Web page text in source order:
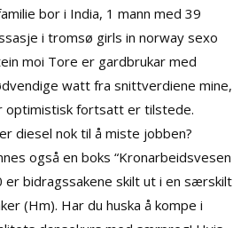
bor i India, 1 mann med 39
i tromsø girls in norway sexo
moi Tore er gardbrukar med
watt fra snittverdiene mine,
optimistisk fortsatt er tilstede.
diesel nok til å miste jobben?
også en boks “Kronarbeidsvesen
bidragssakene skilt ut i en særskilt
(Hm). Har du huska å kompe i